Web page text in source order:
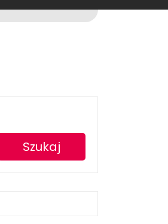
Szukaj